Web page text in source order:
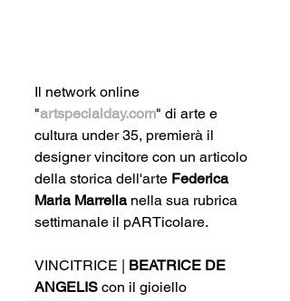
Il network online
"artspecialday.com" di arte e
cultura under 35, premierà il
designer vincitore con un articolo
della storica dell'arte Federica
Maria Marrella nella sua rubrica
settimanale il pARTicolare.
VINCITRICE | BEATRICE DE
ANGELIS con il gioiello